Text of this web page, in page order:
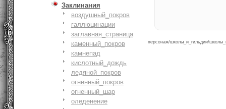
Заклинания
воздушный_покров
галлюцинации
заглавная_страница
каменный_покров
камнепад
кислотный_дождь
ледяной_покров
огненный_покров
огненный_шар
оледенение
персонаж/школы_и_гильдии/